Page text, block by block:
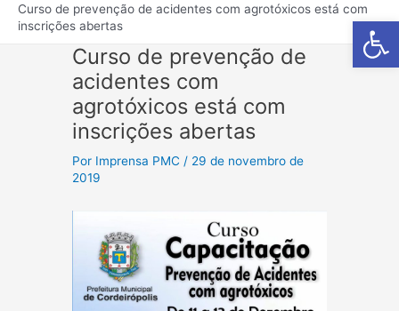
Barra de
Curso de prevenção de acidentes com agrotóxicos está com
inscrições abertas
Curso de prevenção de
acidentes com
agrotóxicos está com
inscrições abertas
Por Imprensa PMC / 29 de novembro de
2019